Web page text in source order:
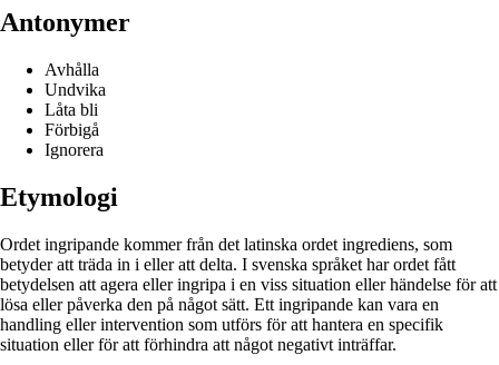
Antonymer
Avhålla
Undvika
Låta bli
Förbigå
Ignorera
Etymologi
Ordet ingripande kommer från det latinska ordet ingrediens, som
betyder att träda in i eller att delta. I svenska språket har ordet fått
betydelsen att agera eller ingripa i en viss situation eller händelse för att
lösa eller påverka den på något sätt. Ett ingripande kan vara en
handling eller intervention som utförs för att hantera en specifik
situation eller för att förhindra att något negativt inträffar.